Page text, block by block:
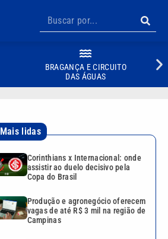
BRAGANÇA E CIRCUITO
DAS ÁGUAS
Mais lidas
Corinthians x Internacional: onde
assistir ao duelo decisivo pela
Copa do Brasil
Produção e agronegócio oferecem
vagas de até R$ 3 mil na região de
Campinas